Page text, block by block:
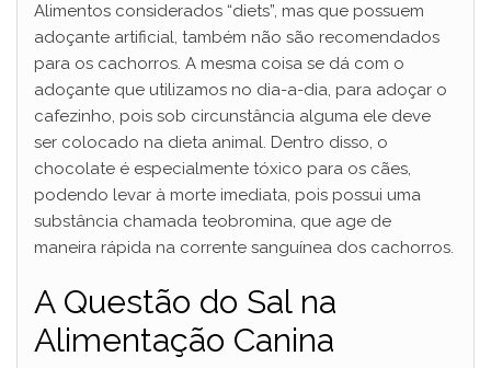
Alimentos considerados “diets”, mas que possuem
adoçante artificial, também não são recomendados
para os cachorros. A mesma coisa se dá com o
adoçante que utilizamos no dia-a-dia, para adoçar o
cafezinho, pois sob circunstância alguma ele deve
ser colocado na dieta animal. Dentro disso, o
chocolate é especialmente tóxico para os cães,
podendo levar à morte imediata, pois possui uma
substância chamada teobromina, que age de
maneira rápida na corrente sanguínea dos cachorros.
A Questão do Sal na
Alimentação Canina